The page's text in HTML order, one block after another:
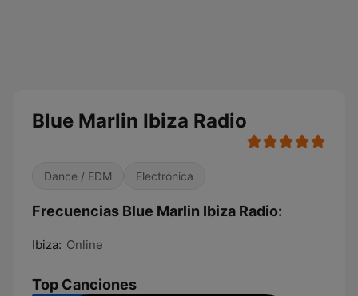
Blue Marlin Ibiza Radio
Dance / EDM Electrónica
Frecuencias Blue Marlin Ibiza Radio:
Ibiza: Online
Top Canciones